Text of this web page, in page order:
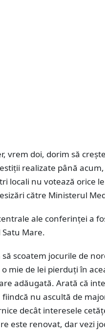
vrem doi, dorim să
realizate până
locali nu votează orice
către Ministerul
ale conferinței a
Mare.
scoatem jocurile de
mie de lei pierduți în
adăugată. Arată că
nu ascultă de
decât interesele
este renovat, dar vezi